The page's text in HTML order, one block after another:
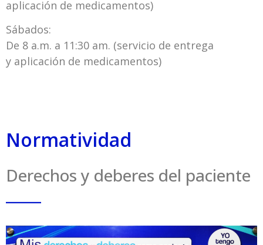
aplicación de medicamentos)
Sábados:
De 8 a.m. a 11:30 am. (servicio de entrega
y aplicación de medicamentos)
Normatividad
Derechos y deberes del paciente